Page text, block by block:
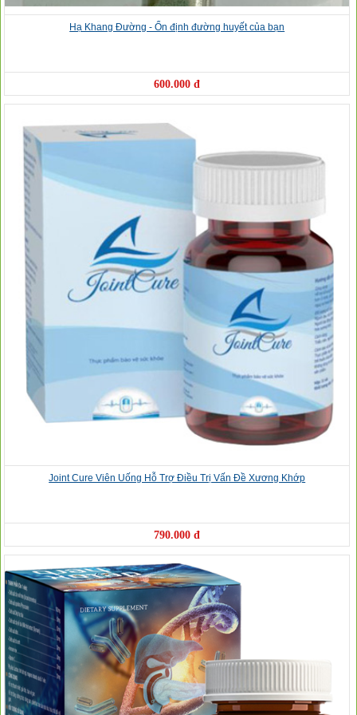
Hạ Khang Đường - Ổn định đường huyết của bạn
600.000 đ
Joint Cure Viên Uống Hỗ Trợ Điều Trị Vấn Đề Xương Khớp
790.000 đ